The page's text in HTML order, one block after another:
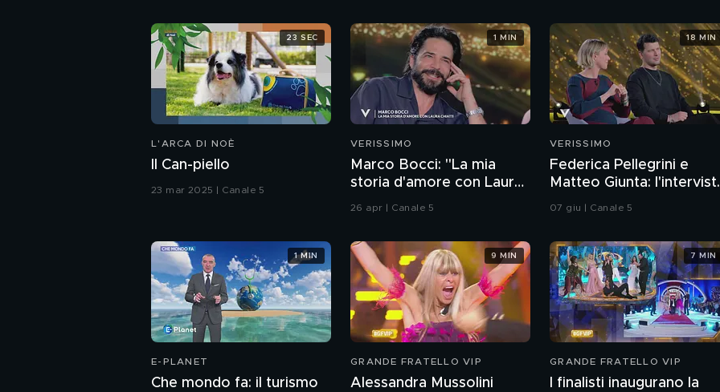
L'ARCA DI NOÈ
Il Can-piello
23 mar 2025 | Canale 5
23 SEC
VERISSIMO
Marco Bocci: "La mia
storia d'amore con Laura
Chiatti"
26 apr | Canale 5
1 MIN
VERISSIMO
Federica Pellegrini e
Matteo Giunta:
integrale
07 giu | Canale 5
18 MIN
E-PLANET
Che mondo fa: il turismo
1 MIN
GRANDE FRATELLO VIP
Alessandra Mussolini
9 MIN
GRANDE FRATELLO VIP
I finalisti inaugurano la
7 MIN